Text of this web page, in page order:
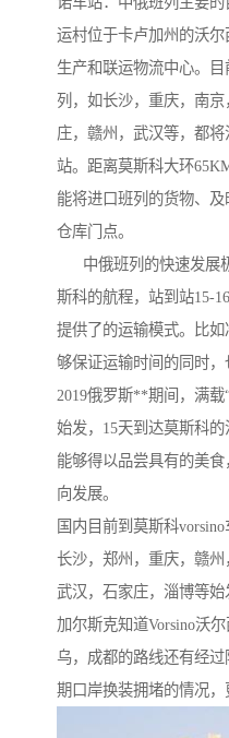
运村位于卡卢加州的沃
生产和联运物流中心。
列，如长沙，重庆，南
庄，赣州，武汉等，都
站。距离莫斯科大环
能将进口班列的货物、
仓库门点。
中俄班列的快速发展
斯科的航程，站到站15-
提供了的运输模式。比
够保证运输时间的同时
2019俄罗斯**期间，满
始发，15天到达莫斯科
能够得以品尝具有的美
向发展。
国内目前到莫斯科
长沙，郑州，重庆，赣州
武汉，石家庄，淄博等
加尔斯克知道Vorsino沃
乌，成都的路线还有经
期口岸换装拥堵的情况，